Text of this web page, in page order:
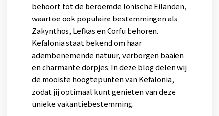
behoort tot de beroemde Ionische Eilanden,
waartoe ook populaire bestemmingen als
Zakynthos, Lefkas en Corfu behoren.
Kefalonia staat bekend om haar
adembenemende natuur, verborgen baaien
en charmante dorpjes. In deze blog delen wij
de mooiste hoogtepunten van Kefalonia,
zodat jij optimaal kunt genieten van deze
unieke vakantiebestemming.